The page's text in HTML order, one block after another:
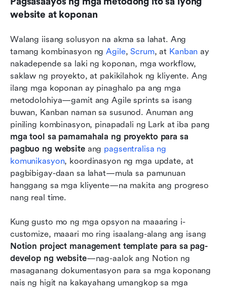
website at koponan
Walang iisang solusyon na akma sa lahat. Ang
tamang kombinasyon ng Agile, Scrum, at Kanban ay
nakadepende sa laki ng koponan, mga workflow,
saklaw ng proyekto, at pakikilahok ng kliyente. Ang
ilang mga koponan ay pinaghalo pa ang mga
metodolohiya—gamit ang Agile sprints sa isang
buwan, Kanban naman sa susunod. Anuman ang
mga tool sa pamamahala ng proyekto para sa
pagbuo ng website ang pagsentralisa ng
komunikasyon, koordinasyon ng mga update, at
pagbibigay-daan sa lahat—mula sa pamunuan
hanggang sa mga kliyente—na makita ang progreso
nang real time.
Kung gusto mo ng mga opsyon na maaaring i-
Notion project management template para sa pag-
develop ng website—nag-aalok ang Notion ng
masaganang dokumentasyon para sa mga koponang
nais ng higit na kakayahang umangkop sa mga